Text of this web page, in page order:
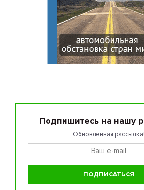
Подпишитесь на нашу
Обновленная рассылка!